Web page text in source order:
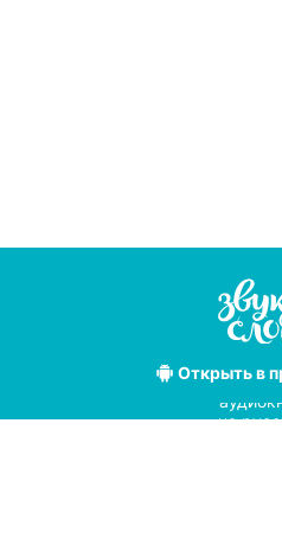
Открытьв
на